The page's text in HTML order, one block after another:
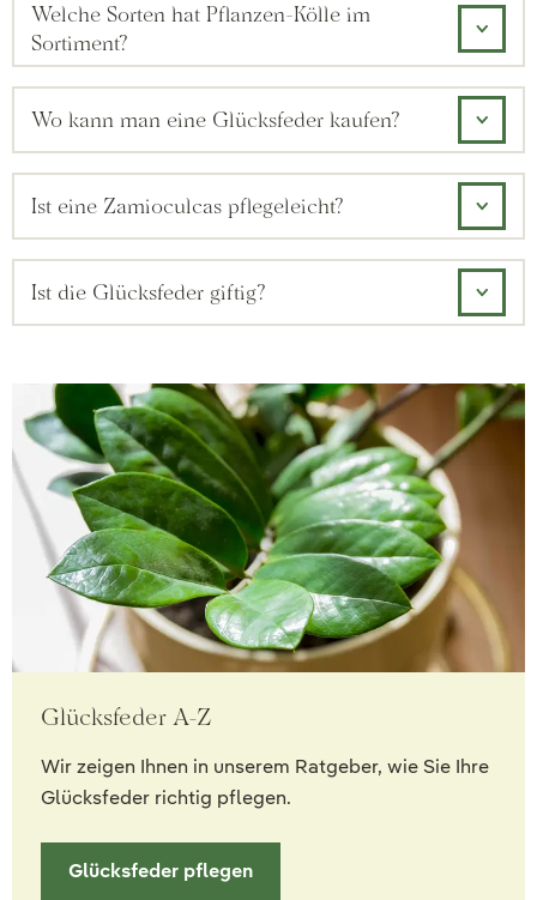
Welche Sorten hat Pflanzen-Kölle im
Sortiment?
Wo kann man eine Glücksfeder kaufen?
Ist eine Zamioculcas pflegeleicht?
Ist die Glücksfeder giftig?
Glücksfeder A-Z
Wir zeigen Ihnen in unserem Ratgeber, wie Sie Ihre
Glücksfeder richtig pflegen.
Glücksfeder pflegen